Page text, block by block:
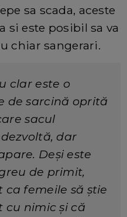
sa scada, aceste
si este posibil sa va
chiar sangerari.
clar este o
de sarcină oprită
sacul
dar
Deși este
de primit,
femeile să știe
cu nimic și că